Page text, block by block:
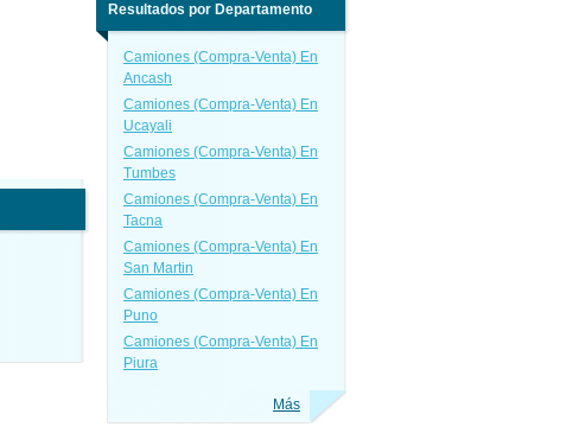
Resultados por Departamento
Camiones (Compra-Venta) En
Ancash
Camiones (Compra-Venta) En
Ucayali
Camiones (Compra-Venta) En
Tumbes
Camiones (Compra-Venta) En
Tacna
Camiones (Compra-Venta) En
San Martin
Camiones (Compra-Venta) En
Puno
Camiones (Compra-Venta) En
Piura
Más